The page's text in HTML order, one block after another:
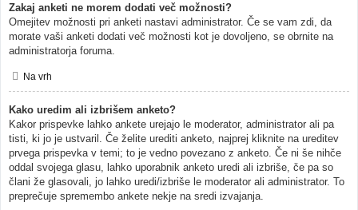
Zakaj anketi ne morem dodati več možnosti?
Omejitev možnosti pri anketi nastavi administrator. Če se vam zdi, da
morate vaši anketi dodati več možnosti kot je dovoljeno, se obrnite na
administratorja foruma.
Na vrh
Kako uredim ali izbrišem anketo?
Kakor prispevke lahko ankete urejajo le moderator, administrator ali pa
tisti, ki jo je ustvaril. Če želite urediti anketo, najprej kliknite na ureditev
prvega prispevka v temi; to je vedno povezano z anketo. Če ni še nihče
oddal svojega glasu, lahko uporabnik anketo uredi ali izbriše, če pa so
člani že glasovali, jo lahko uredi/izbriše le moderator ali administrator. To
preprečuje spremembo ankete nekje na sredi izvajanja.